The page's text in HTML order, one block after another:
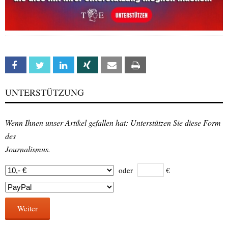
Facebook Twitter Linkedin Xing Email
UNTERSTÜTZUNG
Wenn Ihnen unser Artikel gefallen hat: Unterstützen Sie diese Form
des
Journalismus.
oder €
Weiter